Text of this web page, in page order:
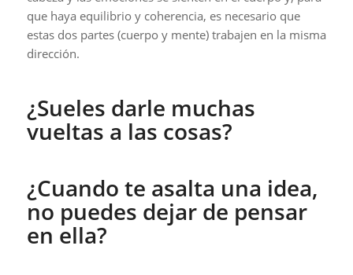
que haya equilibrio y coherencia, es necesario que
estas dos partes (cuerpo y mente) trabajen en la misma
dirección.
¿Sueles darle muchas
vueltas a las cosas?
¿Cuando te asalta una idea,
no puedes dejar de pensar
en ella?